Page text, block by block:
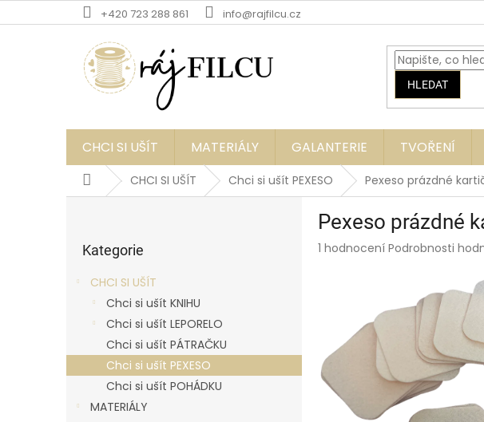
na
+420 723 288 861 info@rajfilcu.cz
HLEDAT
CHCI SI UŠÍT MATERIÁLY GALANTERIE TVOŘENÍ
DomůCHCI SI UŠÍT Chci si ušít PEXESO Pexeso prázdné
a
kategorie
Kategorie
CHCI SI UŠÍT
Chci si ušít KNIHU
Chci si ušít LEPORELO
Chci si ušít PÁTRAČKU
Chci si ušít PEXESO
Chci si ušít POHÁDKU
MATERIÁLY
Pexeso prázdné
Průměrné
hvězdiček.
1 hodnocení Podrobnosti